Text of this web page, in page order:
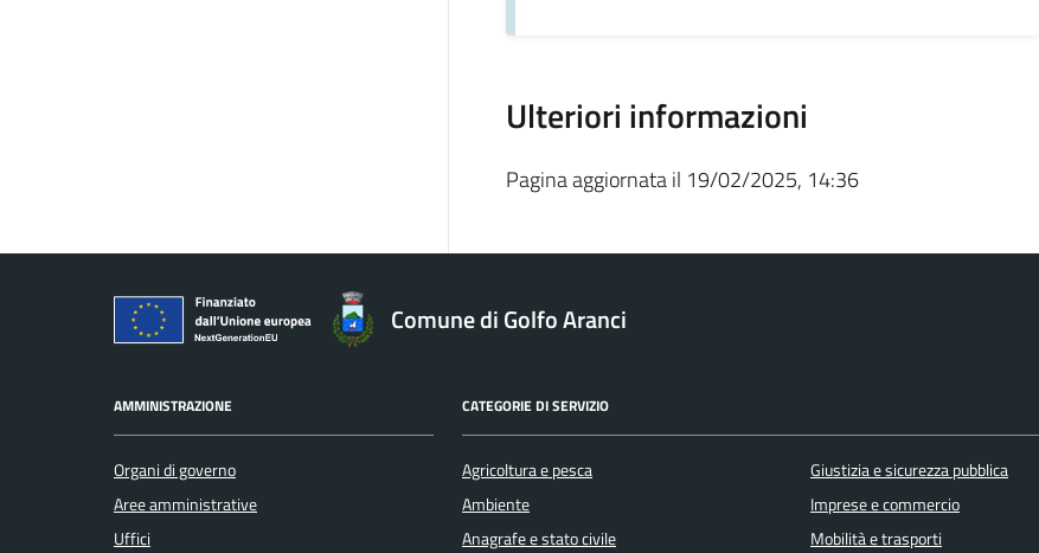
Ulteriori informazioni
Pagina aggiornata il 19/02/2025, 14:36
Comune di Golfo Aranci
AMMINISTRAZIONE
Organi di governo
Aree amministrative
Uffici
CATEGORIE DI SERVIZIO
Agricoltura e pesca
Ambiente
Anagrafe e stato civile
Giustizia e sicurezza pubblica
Imprese e commercio
Mobilità e trasporti